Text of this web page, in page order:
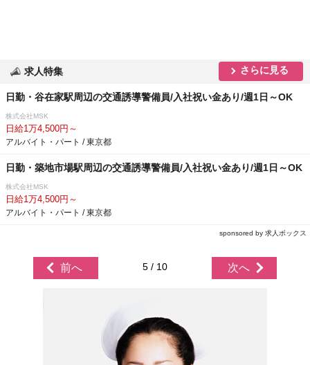
求人特集 さらに見る
日勤・谷在家駅周辺の交通誘導警備員/入社祝い金あり/週1日～OK
株式会社MSK
日給1万4,500円～
アルバイト・パート / 東京都
日勤・築地市場駅周辺の交通誘導警備員/入社祝い金あり/週1日～OK
株式会社MSK
日給1万4,500円～
アルバイト・パート / 東京都
sponsored by 求人ボックス
前へ 5 / 10 次へ